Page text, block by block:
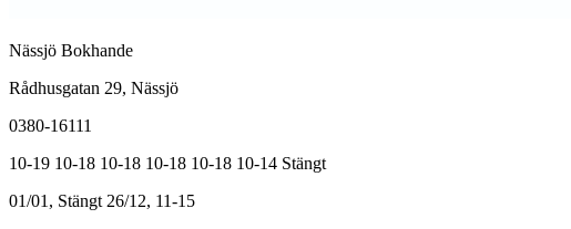
Nässjö Bokhande
Rådhusgatan 29, Nässjö
0380-16111
10-19 10-18 10-18 10-18 10-18 10-14 Stängt
01/01, Stängt 26/12, 11-15